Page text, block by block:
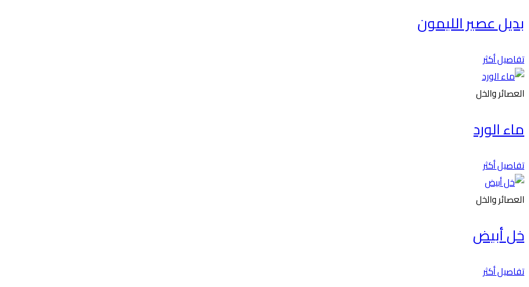
بديل عصير الليمون
تفاصيل أكثر
العصائر والخل
ماء الورد
تفاصيل أكثر
العصائر والخل
خل أبيض
تفاصيل أكثر